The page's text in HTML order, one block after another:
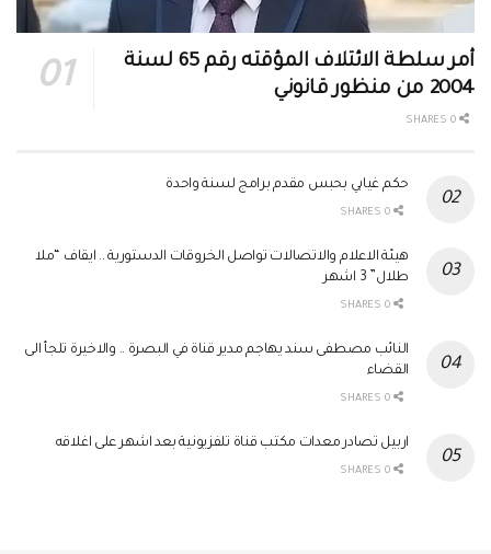
أمر سلطة الائتلاف المؤقته رقم 65 لسنة
2004 من منظور قانوني
حكم غيابي بحبس مقدم برامج لسنة واحدة
هيئة الاعلام والاتصالات تواصل الخروقات الدستورية .. ايقاف “ملا
طلال” 3 اشهر
النائب مصطفى سند يهاجم مدير قناة في البصرة .. والاخيرة تلجأ الى
القضاء
اربيل تصادر معدات مكتب قناة تلفزيونية بعد اشهر على اغلاقه